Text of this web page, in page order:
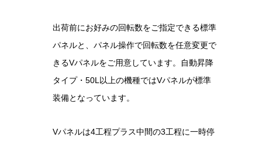
出荷前にお好みの回転数をご指定できる標準
パネルと、パネル操作で回転数を任意変更で
きるVパネルをご用意しています。自動昇降
タイプ・50L以上の機種ではVパネルが標準
装備となっています。
Vパネルは4工程プラス中間の3工程に一時停